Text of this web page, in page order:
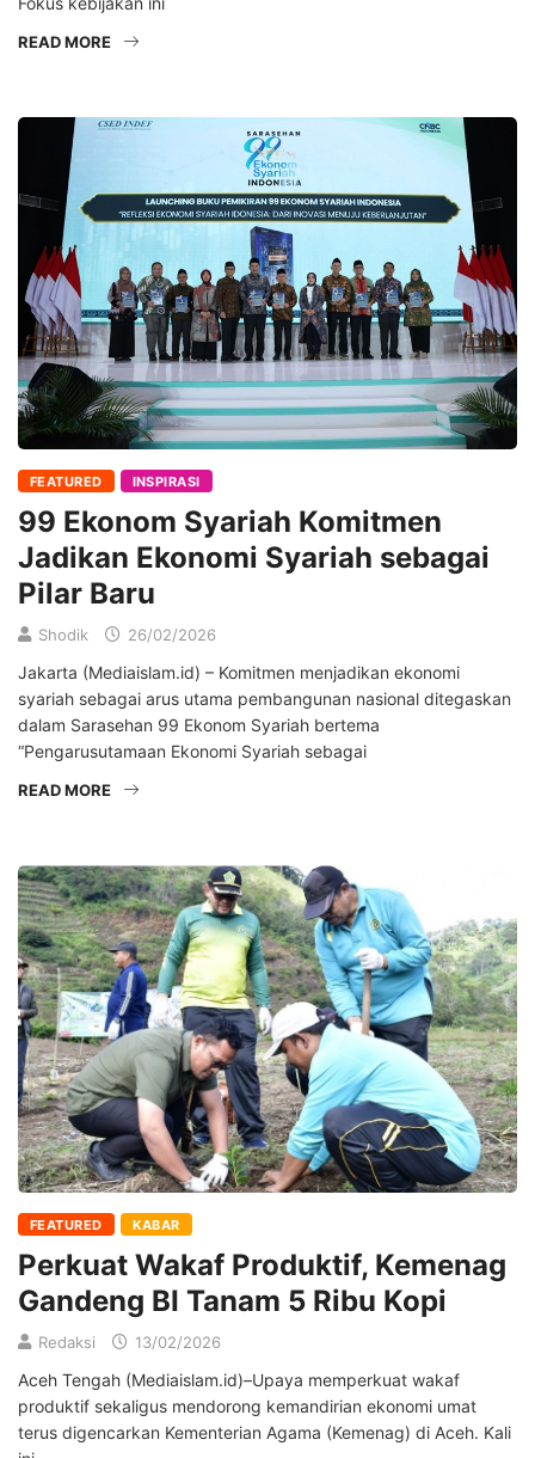
READ MORE
FEATURED INSPIRASI
99 Ekonom Syariah Komitmen
Jadikan Ekonomi Syariah sebagai
Pilar Baru
Shodik 26/02/2026
Jakarta (Mediaislam.id) – Komitmen menjadikan ekonomi
syariah sebagai arus utama pembangunan nasional ditegaskan
dalam Sarasehan 99 Ekonom Syariah bertema
“Pengarusutamaan Ekonomi Syariah sebagai
READ MORE
FEATURED KABAR
Perkuat Wakaf Produktif, Kemenag
Gandeng BI Tanam 5 Ribu Kopi
Redaksi 13/02/2026
Aceh Tengah (Mediaislam.id)–Upaya memperkuat wakaf
produktif sekaligus mendorong kemandirian ekonomi umat
terus digencarkan Kementerian Agama (Kemenag) di Aceh. Kali